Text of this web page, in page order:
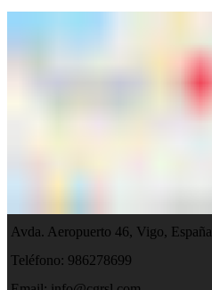
Avda. Aeropuerto 46, Vigo, España
Teléfono: 986278699